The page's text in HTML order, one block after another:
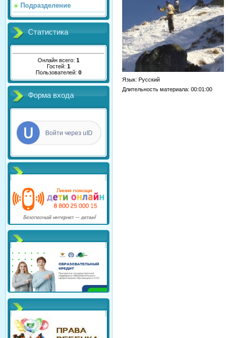
Подразделение
Статистика
Онлайн всего: 1
Гостей: 1
Пользователей: 0
Форма входа
Войти через uID
Язык: Русский
Длительность материала: 00:01:00